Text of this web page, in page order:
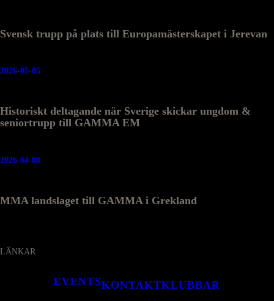
Svensk trupp på plats till Europamästerskapet i Jerevan
Historiskt deltagande när Sverige skickar ungdom &
seniortrupp till GAMMA EM
2026-05-05
MMA landslaget till GAMMA i Grekland
2026-04-08
LÄNKAR
EVENTSKONTAKTKLUBBAR